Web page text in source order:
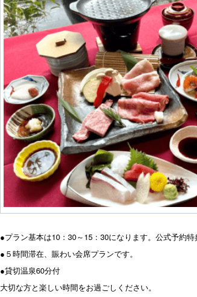
●プラン基本は10：30～15：30になります。公式予約
●５時間滞在、賑わい会席プランです。
●貸切温泉60分付
大切な方と楽しい時間をお過ごしください。